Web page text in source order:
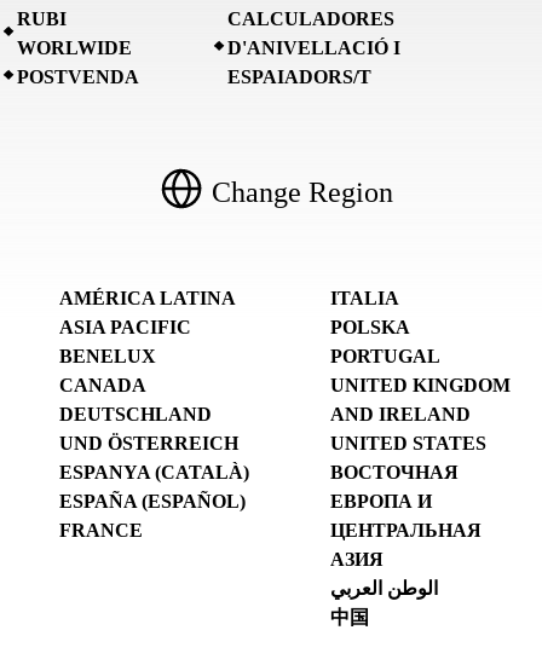
RUBI
WORLWIDE
POSTVENDA
CALCULADORES
D'ANIVELLACIÓ I
ESPAIADORS/T
Change Region
AMÉRICA LATINA
ASIA PACIFIC
BENELUX
CANADA
DEUTSCHLAND
UND ÖSTERREICH
ESPANYA (CATALÀ)
ESPAÑA (ESPAÑOL)
FRANCE
ITALIA
POLSKA
PORTUGAL
UNITED KINGDOM
AND IRELAND
UNITED STATES
ВОСТОЧНАЯ
ЕВРОПА И
ЦЕНТРАЛЬНАЯ
АЗИЯ
الوطن العربي
中国